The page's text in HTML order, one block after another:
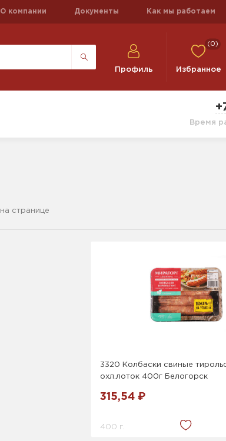
О компании Документы Как мы работаем
Профиль
(0)
Избранное
Время
на странице
3320 Колбаски свиные
охл.лоток 400г Белогорск
315,54 ₽
400 г.